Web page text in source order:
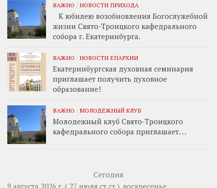
ВАЖНО / НОВОСТИ ПРИХОДА
К юбилею возобновления Богослужебной
жизни Свято-Троицкого кафедрального
собора г. Екатеринбурга.
ВАЖНО / НОВОСТИ ЕПАРХИИ
Екатеринбургская духовная семинария
приглашает получить духовное
образование!
ВАЖНО / МОЛОДЕЖНЫЙ КЛУБ
Молодежный клуб Свято-Троицкого
кафедрального собора приглашает. . .
Сегодня
9 августа 2026 г. ( 27 июля ст.ст.), воскресенье.